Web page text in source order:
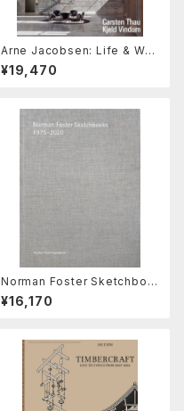
Arne Jacobsen: Life & Wor
k
¥19,470
Norman Foster Sketchboo
ks 1975-2020 （volume
0）
¥16,170